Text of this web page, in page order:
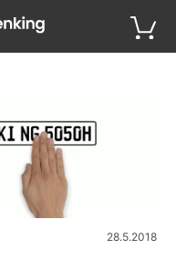
28.5.2018